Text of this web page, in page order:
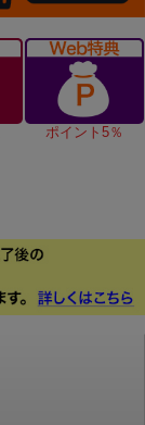
ポイント5％